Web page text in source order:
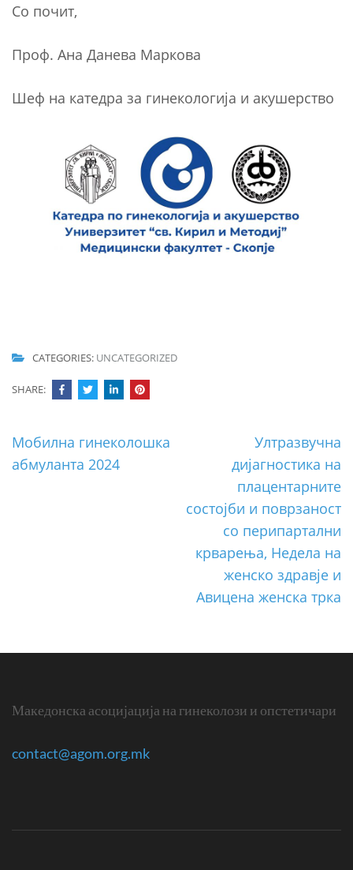
Со почит,
Проф. Ана Данева Маркова
Шеф на катедра за гинекологија и акушерство
CATEGORIES: UNCATEGORIZED
SHARE:
Post
navigation
Мобилна гинеколошка
абмуланта 2024
Ултразвучна
дијагностика на
плацентарните
состојби и поврзаност
со перипартални
крварења, Недела на
женско здравје и
Авицена женска трка
Македонска асоцијација на гинеколози и опстетичари
contact@agom.org.mk